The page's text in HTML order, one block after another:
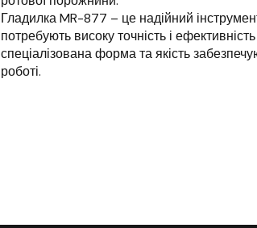
Гладилка MR-877 – це надійний
потребують високу точність і
спеціалізована форма та якість
роботі.